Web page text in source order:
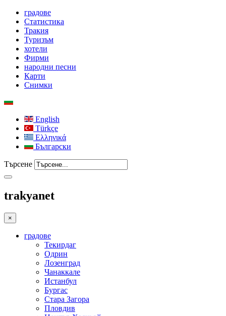
градове
Статистика
Тракия
Туризъм
хотели
Фирми
народни песни
Карти
Снимки
English
Türkçe
Ελληνικά
Български
Търсене
trakyanet
×
градове
Текирдаг
Одрин
Лозенград
Чанаккале
Истанбул
Бургас
Стара Загора
Пловдив